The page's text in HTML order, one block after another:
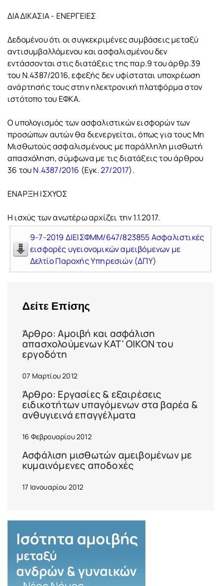
ΔΙΑΔΙΚΑΣΙΑ - ΕΝΕΡΓΕΙΕΣ
Δεδομένου ότι οι συγκεκριμένες συμβάσεις μεταξύ
αντισυμβαλλόμενου και ασφαλισμένου δεν
εντάσσονται στις διατάξεις της παρ.9 του άρθρ.39
του Ν.4387/2016, εφεξής δεν υφίσταται υποχρέωση
ανάρτησής τους στην ηλεκτρονική πλατφόρμα στον
ιστότοπο του ΕΦΚΑ.
Ο υπολογισμός των ασφαλιστικών εισφορών των
προσώπων αυτών θα διενεργείται, όπως για τους Μη
Μισθωτούς ασφαλισμένους με παράλληλη μισθωτή
απασχόληση, σύμφωνα με τις διατάξεις του άρθρου
36 τουΝ.4387/2016 (Εγκ.27/2017).
ΕΝΑΡΞΗ ΙΣΧΥΟΣ
Η ισχύς των ανωτέρω αρχίζει την 1.1.2017.
9-7-2019 ΔΙΕΙΣΦΜΜ/647/823855 Ασφαλιστικές
εισφορές υγειονομικών αμειβόμενων με
Δελτίο Παροχής Υπηρεσιών (ΔΠΥ)
Δείτε Επίσης
Άρθρο: Αμοιβή και ασφάλιση
απασχολούμενων ΚΑΤ' ΟΙΚΟΝ του
εργοδότη
07 Μαρτίου 2012
Άρθρο: Εργασίες & εξαιρέσεις
ειδικοτήτων υπαγόμενων στα βαρέα &
ανθυγιεινά επαγγέλματα
16 Φεβρουαρίου 2012
Ασφάλιση μισθωτών αμειβομένων με
κυμαινόμενες αποδοχές
17 Ιανουαρίου 2012